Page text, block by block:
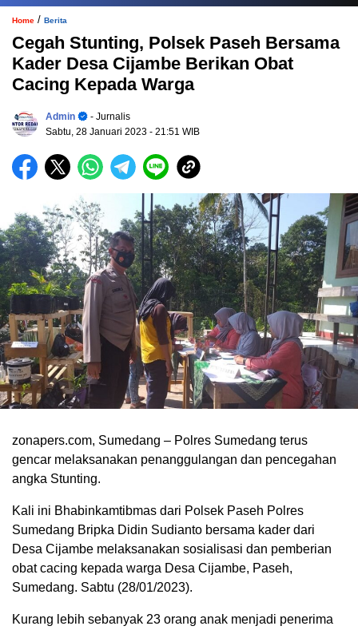
Home / Berita
Cegah Stunting, Polsek Paseh Bersama
Kader Desa Cijambe Berikan Obat
Cacing Kepada Warga
Admin
- Jurnalis
Sabtu, 28 Januari 2023 - 21:51 WIB
zonapers.com, Sumedang – Polres Sumedang terus
gencar melaksanakan penanggulangan dan pencegahan
angka Stunting.
Kali ini Bhabinkamtibmas dari Polsek Paseh Polres
Sumedang Bripka Didin Sudianto bersama kader dari
Desa Cijambe melaksanakan sosialisasi dan pemberian
obat cacing kepada warga Desa Cijambe, Paseh,
Sumedang. Sabtu (28/01/2023).
Kurang lebih sebanyak 23 orang anak menjadi penerima